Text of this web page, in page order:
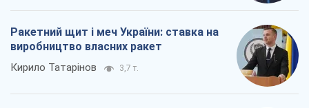
Ракетний щит і меч України: ставка на
виробництво власних ракет
Кирило Татарінов 3,7 т.